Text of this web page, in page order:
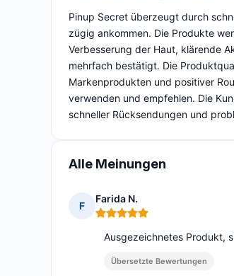
Pinup Secret überzeugt durch
zügig ankommen. Die Produkte
Verbesserung der Haut, klärende
mehrfach bestätigt. Die
Markenprodukten und positiver
verwenden und empfehlen. Die
schneller Rücksendungen und
Alle Meinungen
F
Farida N.
Hinweis: 5 von 5
Ausgezeichnetes Produkt,
Übersetzte Bewertungen